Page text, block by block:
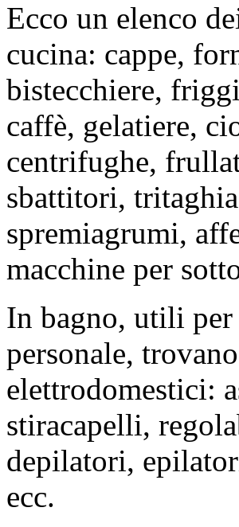
Ecco un elenco
cucina: cappe,
bistecchiere,
caffè, gelatiere,
centrifughe,
sbattitori,
spremiagrumi,
macchine per
In bagno, utili
personale,
elettrodomestici:
stiracapelli,
depilatori,
ecc.